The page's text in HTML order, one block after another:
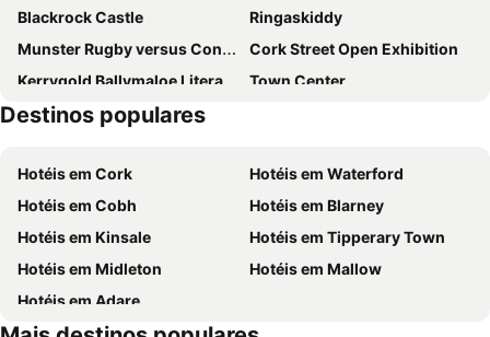
Blackrock Castle
Ringaskiddy
Munster Rugby versus Connacht Rugby in the RaboDirect Pro 12
Cork Street Open Exhibition
Kerrygold Ballymaloe Literary Festival
Town Center
Fota Arboretum
Summer Show
Guiness Cork Jazz Festival
Cork International Choral Festival
Lismore Castle
Cork Opera House
Destinos populares
Hotéis em Cork
Hotéis em Waterford
Hotéis em Cobh
Hotéis em Blarney
Hotéis em Kinsale
Hotéis em Tipperary Town
Hotéis em Midleton
Hotéis em Mallow
Hotéis em Adare